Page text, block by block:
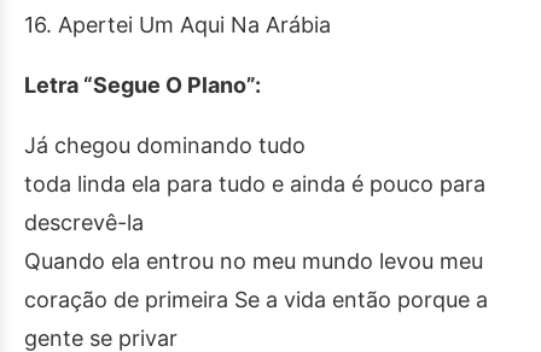
16. Apertei Um Aqui Na Arábia
Letra “Segue O Plano”:
Já chegou dominando tudo
toda linda ela para tudo e ainda é pouco para
descrevê-la
Quando ela entrou no meu mundo levou meu
coração de primeira Se a vida então porque a
gente se privar